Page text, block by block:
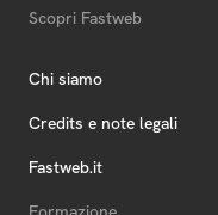
Scopri Fastweb
Chi siamo
Credits e note legali
Fastweb.it